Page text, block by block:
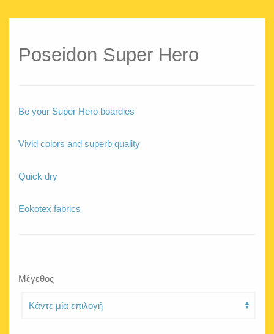
Poseidon Super Hero
Be your Super Hero boardies
Vivid colors and superb quality
Quick dry
Eokotex fabrics
Μέγεθος